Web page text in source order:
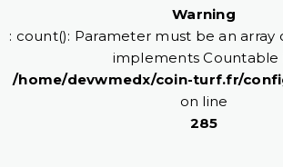
Warning
: count(): Parameter must be an
implements Countable
/home/devwmedx/coin-turf.fr/
on line
285